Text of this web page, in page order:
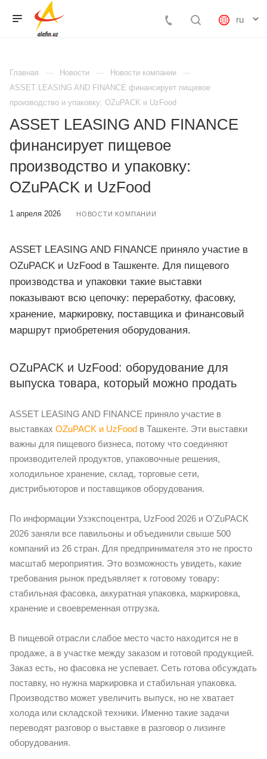
Главная Новости
Новости компании
ASSET LEASING AND FINANCE финансирует пищевое
производство и упаковку: OZuPACK и UzFood
ASSET LEASING AND FINANCE
финансирует пищевое
производство и упаковку:
OZuPACK и UzFood
1 апреля 2026 НОВОСТИ КОМПАНИИ
ASSET LEASING AND FINANCE приняло участие в
OZuPACK и UzFood в Ташкенте. Для пищевого
производства и упаковки такие выставки
показывают всю цепочку: переработку, фасовку,
хранение, маркировку, поставщика и финансовый
маршрут приобретения оборудования.
OZuPACK и UzFood: оборудование для
выпуска товара, который можно продать
ASSET LEASING AND FINANCE приняло участие в
выставках OZuPACK и UzFood в Ташкенте. Эти выставки
важны для пищевого бизнеса, потому что соединяют
производителей продуктов, упаковочные решения,
холодильное хранение, склад, торговые сети,
дистрибьюторов и поставщиков оборудования.
По информации Узэкспоцентра, UzFood 2026 и O'ZuPACK
2026 заняли все павильоны и объединили свыше 500
компаний из 26 стран. Для предпринимателя это не просто
масштаб мероприятия. Это возможность увидеть, какие
требования рынок предъявляет к готовому товару:
стабильная фасовка, аккуратная упаковка, маркировка,
хранение и своевременная отгрузка.
В пищевой отрасли слабое место часто находится не в
продаже, а в участке между заказом и готовой продукцией.
Заказ есть, но фасовка не успевает. Сеть готова обсуждать
поставку, но нужна маркировка и стабильная упаковка.
Производство может увеличить выпуск, но не хватает
холода или складской техники. Именно такие задачи
переводят разговор о выставке в разговор о лизинге
оборудования.